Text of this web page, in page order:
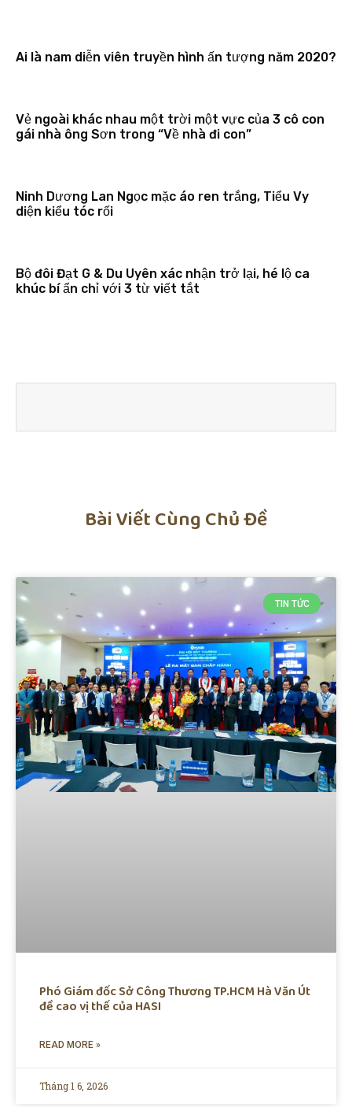
Ai là nam diễn viên truyền hình ấn tượng năm 2020?
Vẻ ngoài khác nhau một trời một vực của 3 cô con
gái nhà ông Sơn trong “Về nhà đi con”
Ninh Dương Lan Ngọc mặc áo ren trắng, Tiểu Vy
diện kiểu tóc rối
Bộ đôi Đạt G & Du Uyên xác nhận trở lại, hé lộ ca
khúc bí ẩn chỉ với 3 từ viết tắt
Bài Viết Cùng Chủ Đề
TIN TỨC
Phó Giám đốc Sở Công Thương TP.HCM Hà Văn Út
đề cao vị thế của HASI
READ MORE »
Tháng 1 6, 2026